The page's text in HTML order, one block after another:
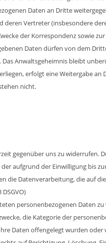
Daten an Dritte
deren Vertreter (insbesondere
der Korrespondenz sowie
Daten dürfen von dem
Anwaltsgeheimnis bleibt
erfolgt eine Weitergabe
nicht.
gegenüber uns zu widerrufen.
aufgrund der Einwilligung bis
die Datenverarbeitung, die auf
personenbezogenen Daten
die Kategorie der
Daten offengelegt wurden oder